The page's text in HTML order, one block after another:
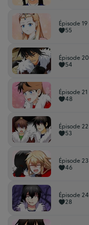
Épisode 19
55
Épisode 20
54
Épisode 21
48
Épisode 22
53
Épisode 23
46
Épisode 24
28